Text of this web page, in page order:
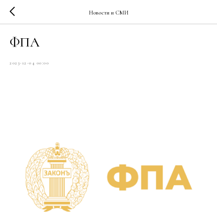
Новости и СМИ
ФПА
2023-12-04 00:00